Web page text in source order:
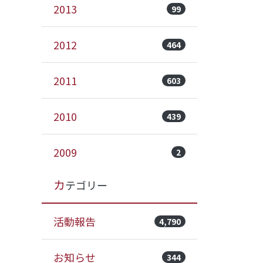
2013 99
2012 464
2011 603
2010 439
2009 2
カテゴリー
活動報告 4,790
お知らせ 344